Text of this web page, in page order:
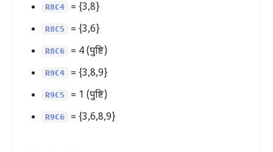
R8C4 = {3,8}
R8C5 = {3,6}
R8C6 = 4 (पुष्टि)
R9C4 = {3,8,9}
R9C5 = 1 (पुष्टि)
R9C6 = {3,6,8,9}